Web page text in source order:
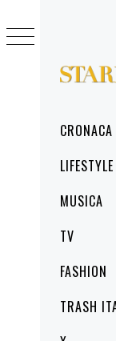
Menu
LIFESTYLE
MUSICA
TV
FASHION
TRASH
to
content